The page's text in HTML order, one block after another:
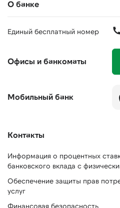
О банке
Единый бесплатный номер
Офисы и банкоматы
Мобильный банк
Контакты
Информация о процентных
банковского вклада с
Обеспечение защиты прав
услуг
Финансовая безопасность